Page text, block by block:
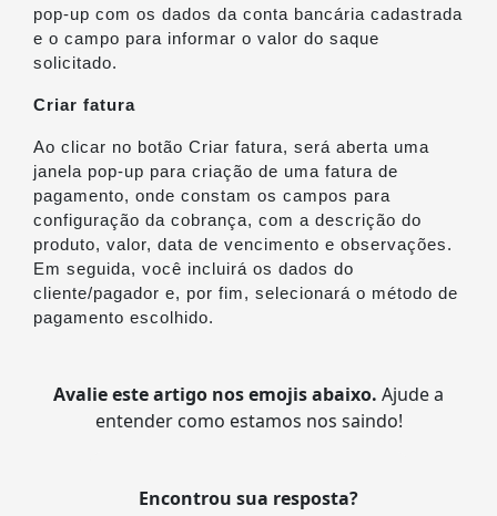
pop-up com os dados da conta bancária cadastrada
e o campo para informar o valor do saque
solicitado.
Criar fatura
Ao clicar no botão Criar fatura, será aberta uma
janela pop-up para criação de uma fatura de
pagamento, onde constam os campos para
configuração da cobrança, com a descrição do
produto, valor, data de vencimento e observações.
Em seguida, você incluirá os dados do
cliente/pagador e, por fim, selecionará o método de
pagamento escolhido.
Avalie este artigo nos emojis abaixo. Ajude a
entender como estamos nos saindo!
Encontrou sua resposta?